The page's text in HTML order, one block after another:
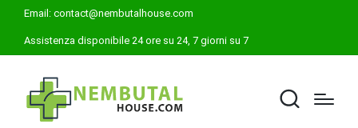
Email: contact@nembutalhouse.com
Assistenza disponibile 24 ore su 24, 7 giorni su 7